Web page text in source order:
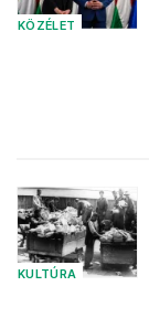
KÖZÉLET
KULTÚRA